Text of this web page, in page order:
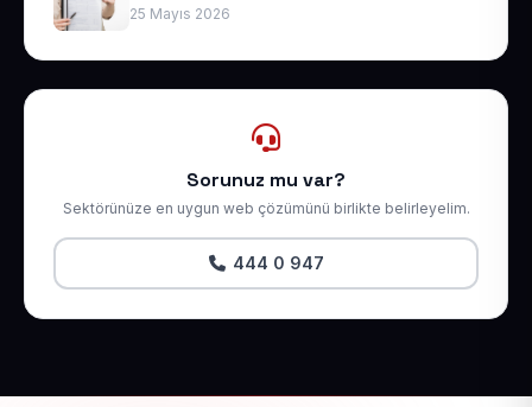
25 Mayıs 2026
Sorunuz mu var?
Sektörünüze en uygun web çözümünü birlikte belirleyelim.
444 0 947